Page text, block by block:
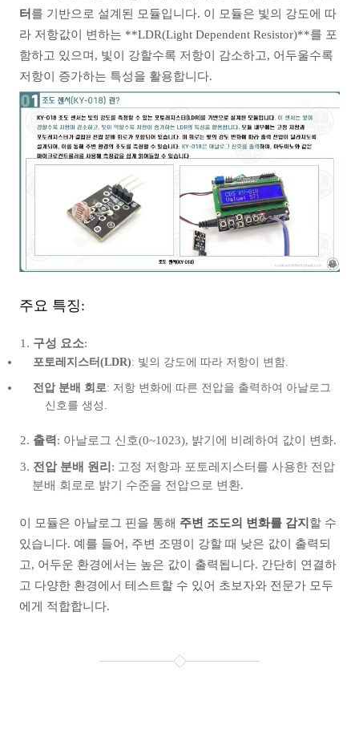
터 를 기반으로 설계된 모듈입니다. 이 모듈은 빛의 강도에 따
라 저항값이 변하는 **LDR(Light Dependent Resistor)**를 포
함하고 있으며, 빛이 강할수록 저항이 감소하고, 어두울수록
저항이 증가하는 특성을 활용합니다.
주요 특징:
구성 요소:
포토레지스터(LDR): 빛의 강도에 따라 저항이 변함.
전압 분배 회로: 저항 변화에 따른 전압을 출력하여 아날로그
신호를 생성.
출력 : 아날로그 신호(0~1023), 밝기에 비례하여 값이 변화.
전압 분배 원리 : 고정 저항과 포토레지스터를 사용한 전압
분배 회로로 밝기 수준을 전압으로 변환.
이 모듈은 아날로그 핀을 통해 주변 조도의 변화를 감지 할 수
있습니다. 예를 들어, 주변 조명이 강할 때 낮은 값이 출력되
고, 어두운 환경에서는 높은 값이 출력됩니다. 간단히 연결하
고 다양한 환경에서 테스트할 수 있어 초보자와 전문가 모두
에게 적합합니다.